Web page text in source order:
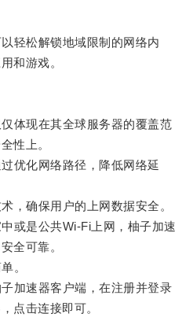
松解锁地域限制的网络内
和游戏。
现在其全球服务器的覆盖范
性上。
化网络路径，降低网络延
确保用户的上网数据安全。
是公共Wi-Fi上网，柚子加速
全可靠。
。
速器客户端，在注册并登录
点击连接即可。